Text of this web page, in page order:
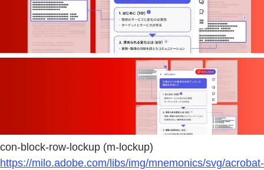
con-block-row-lockup (m-lockup)
https://milo.adobe.com/libs/img/mnemonics/svg/acrobat-